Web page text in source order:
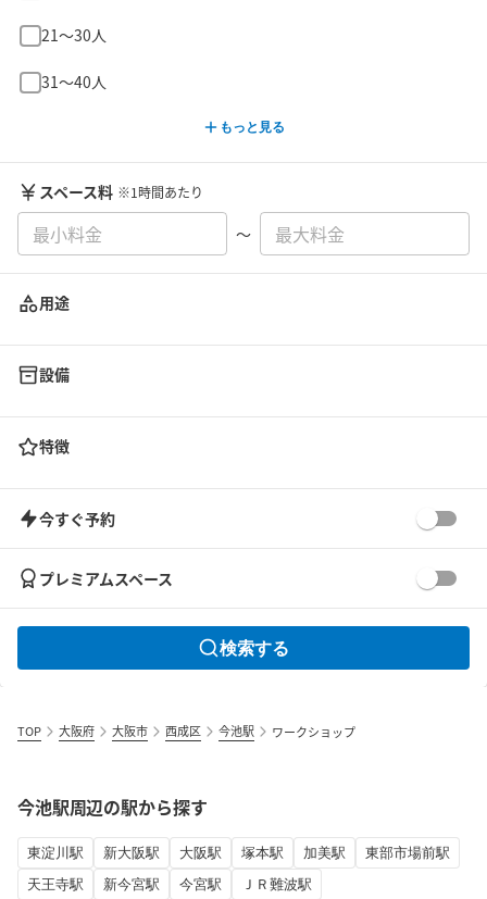
21〜30人
31〜40人
もっと見る
スペース料 ※1時間あたり
〜
用途
設備
特徴
今すぐ予約
プレミアムスペース
検索する
TOP 大阪府 大阪市 西成区 今池駅 ワークショップ
今池駅周辺の駅から探す
東淀川駅 新大阪駅 大阪駅 塚本駅 加美駅
東部市場前駅
天王寺駅
新今宮駅 今宮駅 ＪＲ難波駅